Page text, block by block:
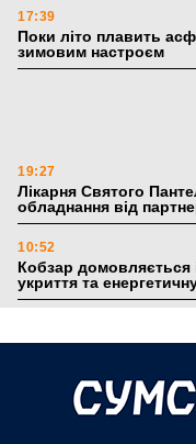
17:39
Поки літо плавить
зимовим настроєм
19:27
Лікарня Святого
обладнання від
10:52
Кобзар домовляється
укриття та
Понад 8 мільйонів
та іншим